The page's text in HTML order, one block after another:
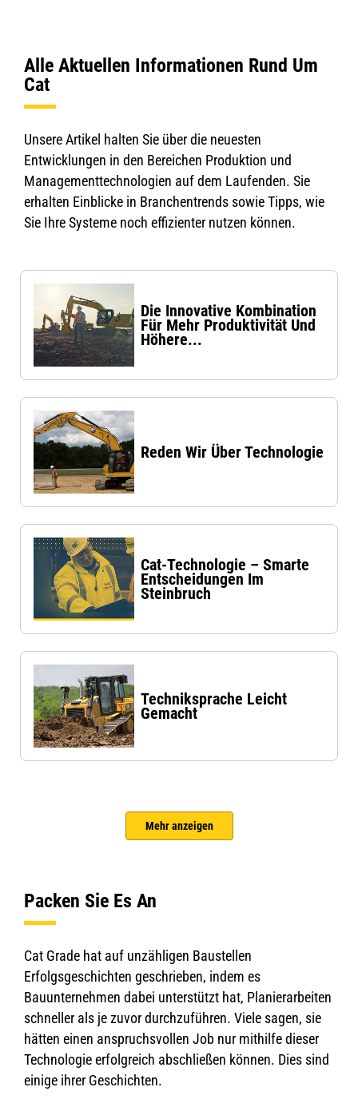
Alle Aktuellen Informationen Rund Um
Cat
Unsere Artikel halten Sie über die neuesten
Entwicklungen in den Bereichen Produktion und
Managementtechnologien auf dem Laufenden. Sie
erhalten Einblicke in Branchentrends sowie Tipps, wie
Sie Ihre Systeme noch effizienter nutzen können.
Die Innovative Kombination
Für Mehr Produktivität Und
Höhere...
Reden Wir Über Technologie
Cat-Technologie – Smarte
Entscheidungen Im
Steinbruch
Techniksprache Leicht
Gemacht
Mehr anzeigen
Packen Sie Es An
Cat Grade hat auf unzähligen Baustellen
Erfolgsgeschichten geschrieben, indem es
Bauunternehmen dabei unterstützt hat, Planierarbeiten
schneller als je zuvor durchzuführen. Viele sagen, sie
hätten einen anspruchsvollen Job nur mithilfe dieser
Technologie erfolgreich abschließen können. Dies sind
einige ihrer Geschichten.